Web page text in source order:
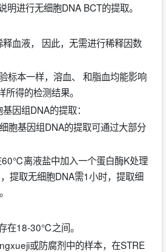
明进行无细胞DNA BCT的提取。
血液， 因此，无需进行稀释因数
标本一样，溶血、 和脂血均能影响
得的检测结果。
因组DNA的提取：
胞基因组DNA的提取可通过大部分
离液盐中加入一个蛋白酶K处理
提取无细胞DNA需1小时，提取细
在18-30℃之间。
或防腐剂中的样本，在STRE